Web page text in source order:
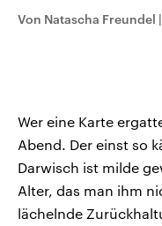
Bundesland von einer
Audio-Archiv
Von Natascha Freundel |
Wer eine Karte
Abend. Der einst so
Darwisch ist milde
Alter, das man ihm
lächelnde